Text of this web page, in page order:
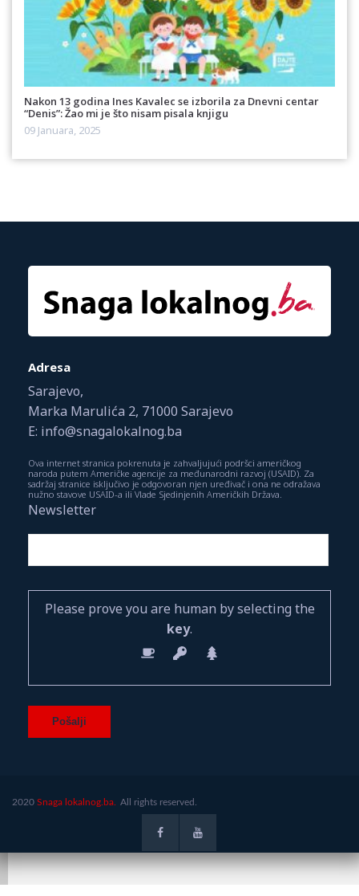
Nakon 13 godina Ines Kavalec se izborila za Dnevni centar
“Denis”: Žao mi je što nisam pisala knjigu
09 Januara, 2025
Adresa
Sarajevo,
Marka Marulića 2, 71000 Sarajevo
E: info@snagalokalnog.ba
Ova internet stranica pokrenuta je zahvaljujući podršci američkog
naroda putem Američke agencije za međunarodni razvoj (USAID). Za
sadržaj stranice isključivo je odgovoran njen uređivač i ona ne odražava
nužno stavove USAID-a ili Vlade Sjedinjenih Američkih Država.
Newsletter
Please prove you are human by selecting the
key.
2020 Snaga lokalnog.ba. All rights reserved.